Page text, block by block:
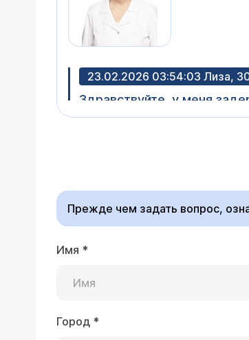
23.02.2026 03:54:03 Лиза,
Можно ли вместо одной
Прежде чем задать вопрос,
Имя *
Город *